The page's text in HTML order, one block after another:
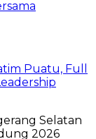
Puatu, Full